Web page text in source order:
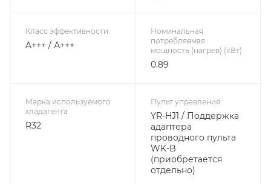
Класс эффективности
A+++ / А+++
Номинальная
потребляемая
мощность (нагрев) (кВт)
0.89
Марка используемого
хладагента
R32
Пульт управления
YR-HJ1 / Поддержка
адаптера
проводного пульта
WK-B
(приобретается
отдельно)